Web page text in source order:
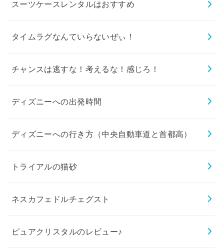
スーツケースレンタルはおすすめ
タイムラグなんていらないぜぃ！
チャンスは逃すな！考えるな！感じろ！
ディズニーへの出発時間
ディズニーへの行き方（中央自動車道と首都高）
トライアルの猫砂
ネスカフェドルチェグスト
ピュアクリスタルのレビュー♪